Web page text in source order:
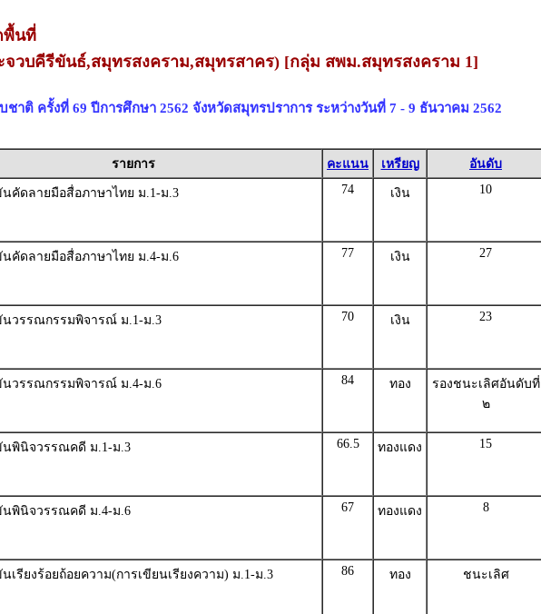
พื้นที่
จวบคีรีขันธ์,สมุทรสงคราม,สมุทรสาคร) [กลุ่ม สพม.สมุทรสงคราม 1]
าติ ครั้งที่ 69 ปีการศึกษา 2562 จังหวัดสมุทรปราการ ระหว่างวันที่ 7 - 9 ธันวาคม 2562
รายการ คะแนน เหรียญ อันดับ
คัดลายมือสื่อภาษาไทย ม.1-ม.3 74 เงิน 10
คัดลายมือสื่อภาษาไทย ม.4-ม.6 77 เงิน 27
นวรรณกรรมพิจารณ์ ม.1-ม.3 70 เงิน 23
นวรรณกรรมพิจารณ์ ม.4-ม.6 84 ทอง
รองชนะเลิศอันดับที่
๒
นพินิจวรรณคดี ม.1-ม.3 66.5 ทองแดง 15
นพินิจวรรณคดี ม.4-ม.6 67 ทองแดง 8
เรียงร้อยถ้อยความ(การเขียนเรียงความ) ม.1-ม.3 86 ทอง ชนะเลิศ